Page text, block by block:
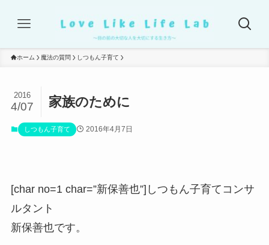
ホーム 魔法の質問 しつもん子育て
家族のために
2016
4/07
しつもん子育て 2016年4月7日
[char no=1 char=”新保善也”]しつもん子育てコンサ
ルタント
新保善也です。